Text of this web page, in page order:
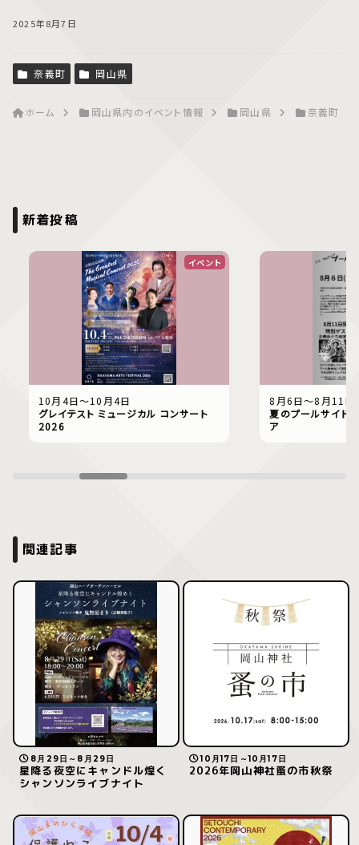
2025年8月7日
奈義町 岡山県
ホーム 岡山県内のイベント情報 岡山県 奈義町
新着投稿
イベント
10月4日〜10月4日
グレイテスト ミュージカル コンサート
2026
8月6日〜8月11日
夏のプールサイド
ア
関連記事
8月29日～8月29日
星降る夜空にキャンドル煌く
シャンソンライブナイト
10月17日～10月17日
2026年岡山神社蚤の市秋祭